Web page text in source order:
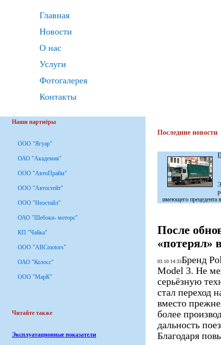
Главная
Новости
О нас
Услуги
Фотогалерея
Контакты
Наши партнёры
ООО "Ягуар"
ОАО "Академия"
ООО "АвтоПрайм"
ООО "Автостейт"
ООО "Неостайл"
ОАО "Шебоки- моторс"
КП "Чайка"
ООО "ABCmotors"
ОАО "Колосс"
ООО "МарК"
Читайте также
Эксплуатационные показатели
Последние новости
имеющего прецедента
После
«потерял»
03.10 14:33Бренд
Model 3. Не
серьёзную
стал переход
вместо
более
дальность
Благодаря